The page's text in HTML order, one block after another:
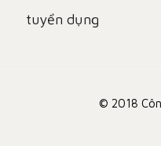
tuyển dụng
© 2018